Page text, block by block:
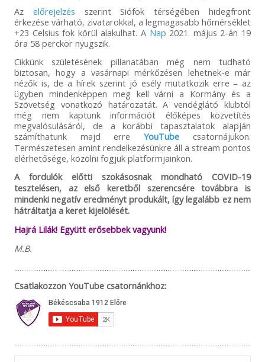
Az előrejelzés szerint Siófok térségében hidegfront
érkezése várható, zivatarokkal, a legmagasabb hőmérséklet
+23 Celsius fok körül alakulhat. A Nap 2021. május 2-án 19
óra 58 perckor nyugszik.
Cikkünk születésének pillanatában még nem tudható
biztosan, hogy a vasárnapi mérkőzésen lehetnek-e már
nézők is, de a hírek szerint jó esély mutatkozik erre – az
ügyben mindenképpen meg kell várni a Kormány és a
Szövetség vonatkozó határozatát. A vendéglátó klubtól
még nem kaptunk információt élőképes közvetítés
megvalósulásáról, de a korábbi tapasztalatok alapján
számíthatunk majd erreYouTube csatornájukon.
Természetesen amint rendelkezésünkre áll a stream pontos
elérhetősége, közölni fogjuk platformjainkon.
A fordulók előtti szokásosnak mondható COVID-19
tesztelésen, az első keretből szerencsére továbbra is
mindenki negatív eredményt produkált, így legalább ez nem
hátráltatja a keret kijelölését.
Hajrá Lilák! Együtt erősebbek vagyunk!
M.B.
Csatlakozzon YouTube csatornánkhoz: